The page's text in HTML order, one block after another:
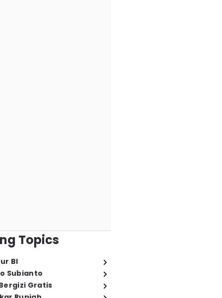
Topics
BI
Subianto
Gratis